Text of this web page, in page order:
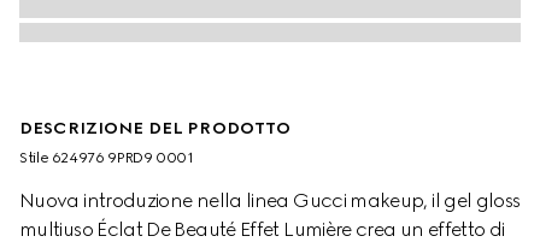
DESCRIZIONE DEL PRODOTTO
Stile ‎624976 9PRD9 0001
Nuova introduzione nella linea Gucci makeup, il gel gloss
multiuso Éclat De Beauté Effet Lumière crea un effetto di